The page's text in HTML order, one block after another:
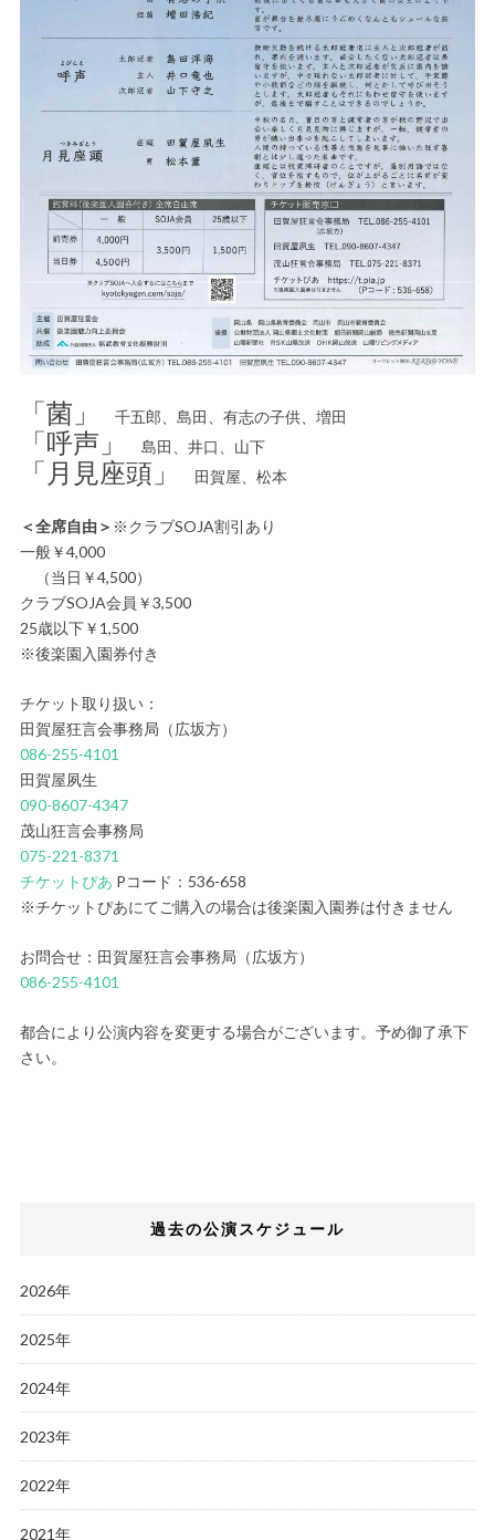
「菌」 千五郎、島田、有志の子供、増田
「呼声」 島田、井口、山下
「月見座頭」 田賀屋、松本
＜全席自由＞ ※クラブSOJA割引あり
一般￥4,000
（当日￥4,500）
クラブSOJA会員￥3,500
25歳以下￥1,500
※後楽園入園券付き
チケット取り扱い：
田賀屋狂言会事務局（広坂方）
086-255-4101
田賀屋夙生
090-8607-4347
茂山狂言会事務局
075-221-8371
チケットぴあ Pコード：536-658
※チケットぴあにてご購入の場合は後楽園入園券は付きません
お問合せ：田賀屋狂言会事務局（広坂方）
086-255-4101
都合により公演内容を変更する場合がございます。予め御了承下
さい。
過去の公演スケジュール
2026年
2025年
2024年
2023年
2022年
2021年